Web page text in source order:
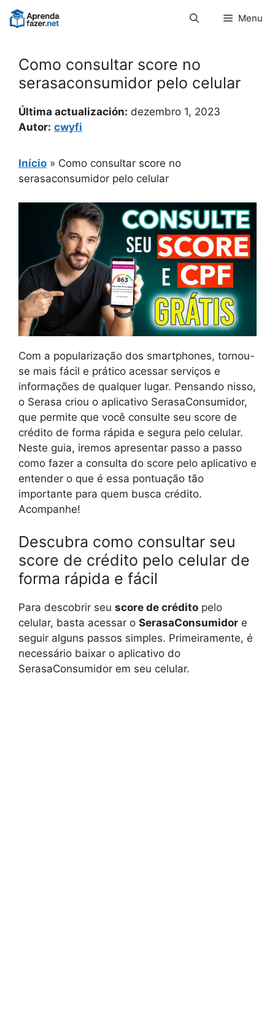
Pular
para
Menu
Como consultar score no
serasaconsumidor pelo celular
Última actualización: dezembro 1, 2023
Autor: cwyfi
Início » Como consultar score no
serasaconsumidor pelo celular
Com a popularização dos smartphones, tornou-
se mais fácil e prático acessar serviços e
informações de qualquer lugar. Pensando nisso,
o Serasa criou o aplicativo SerasaConsumidor,
que permite que você consulte seu score de
crédito de forma rápida e segura pelo celular.
Neste guia, iremos apresentar passo a passo
como fazer a consulta do score pelo aplicativo e
entender o que é essa pontuação tão
importante para quem busca crédito.
Acompanhe!
Descubra como consultar seu
score de crédito pelo celular de
forma rápida e fácil
Para descobrir seu score de crédito pelo
celular, basta acessar o SerasaConsumidor e
seguir alguns passos simples. Primeiramente, é
necessário baixar o aplicativo do
SerasaConsumidor em seu celular.